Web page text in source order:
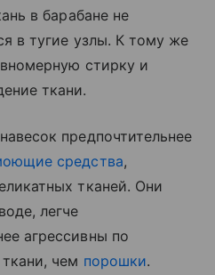
в барабане не
в тугие узлы. К тому же
стирку и
ткани.
предпочтительнее
средства,
тканей. Они
легче
агрессивны по
чем порошки.